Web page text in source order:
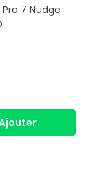
7 Nudge